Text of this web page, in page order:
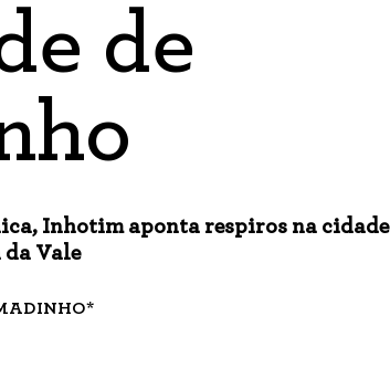
de
Inhotim aponta respiros na cidade
Vale